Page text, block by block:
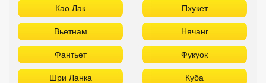
Као Лак Пхукет
Вьетнам Нячанг
Фантьет Фукуок
Шри Ланка Куба